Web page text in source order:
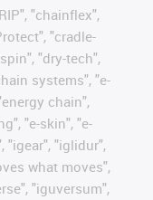
"chainflex",
"cradle-
"dry-tech",
systems", "e-
chain",
"e-skin", "e-
"igear", "iglidur",
what moves",
"iguversum",